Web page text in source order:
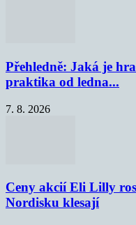
Přehledně: Jaká je
praktika od ledna...
7. 8. 2026
Ceny akcií Eli Lilly
Nordisku klesají